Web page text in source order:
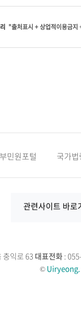
"출처표시 + 상업적이용금지
민원포털 국가
관련사이트 바로
충익로 63 대표전화:
©Uiryeong.